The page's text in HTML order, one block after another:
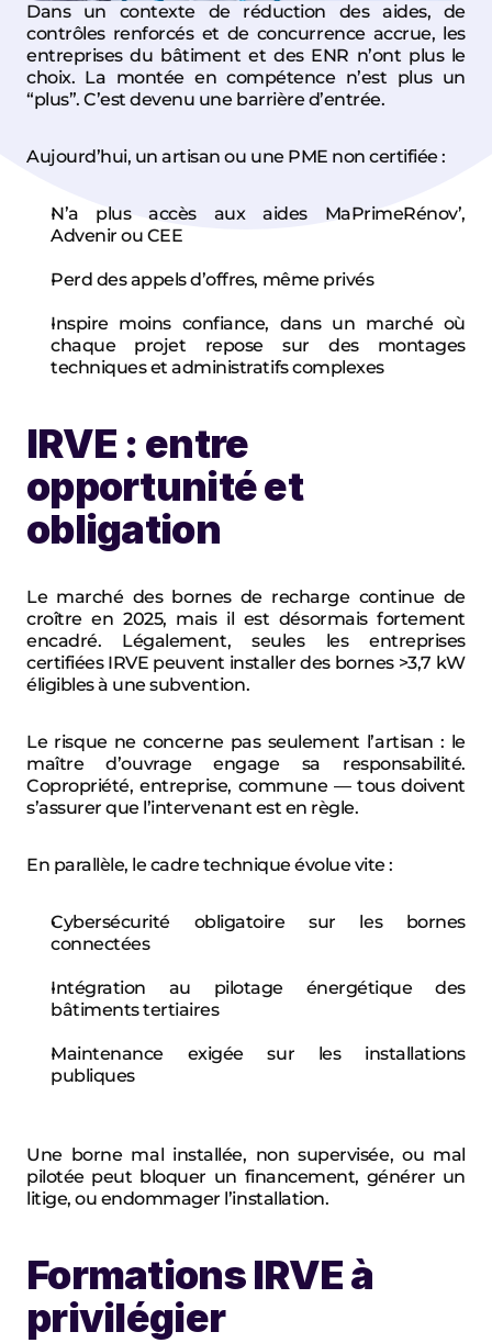
Dans un contexte de réduction des aides, de
contrôles renforcés et de concurrence accrue, les
entreprises du bâtiment et des ENR n’ont plus le
choix. La montée en compétence n’est plus un
“plus”. C’est devenu une barrière d’entrée.
Aujourd’hui, un artisan ou une PME non certifiée :
N’a plus accès aux aides MaPrimeRénov’,
Advenir ou CEE
Perd des appels d’offres, même privés
Inspire moins confiance, dans un marché où
chaque projet repose sur des montages
techniques et administratifs complexes
IRVE : entre
opportunité et
obligation
Le marché des bornes de recharge continue de
croître en 2025, mais il est désormais fortement
encadré. Légalement, seules les entreprises
certifiées IRVE peuvent installer des bornes >3,7 kW
éligibles à une subvention.
Le risque ne concerne pas seulement l’artisan : le
maître d’ouvrage engage sa responsabilité.
Copropriété, entreprise, commune — tous doivent
s’assurer que l’intervenant est en règle.
En parallèle, le cadre technique évolue vite :
Cybersécurité obligatoire sur les bornes
connectées
Intégration au pilotage énergétique des
bâtiments tertiaires
Maintenance exigée sur les installations
publiques
Une borne mal installée, non supervisée, ou mal
pilotée peut bloquer un financement, générer un
litige, ou endommager l’installation.
Formations IRVE à
privilégier